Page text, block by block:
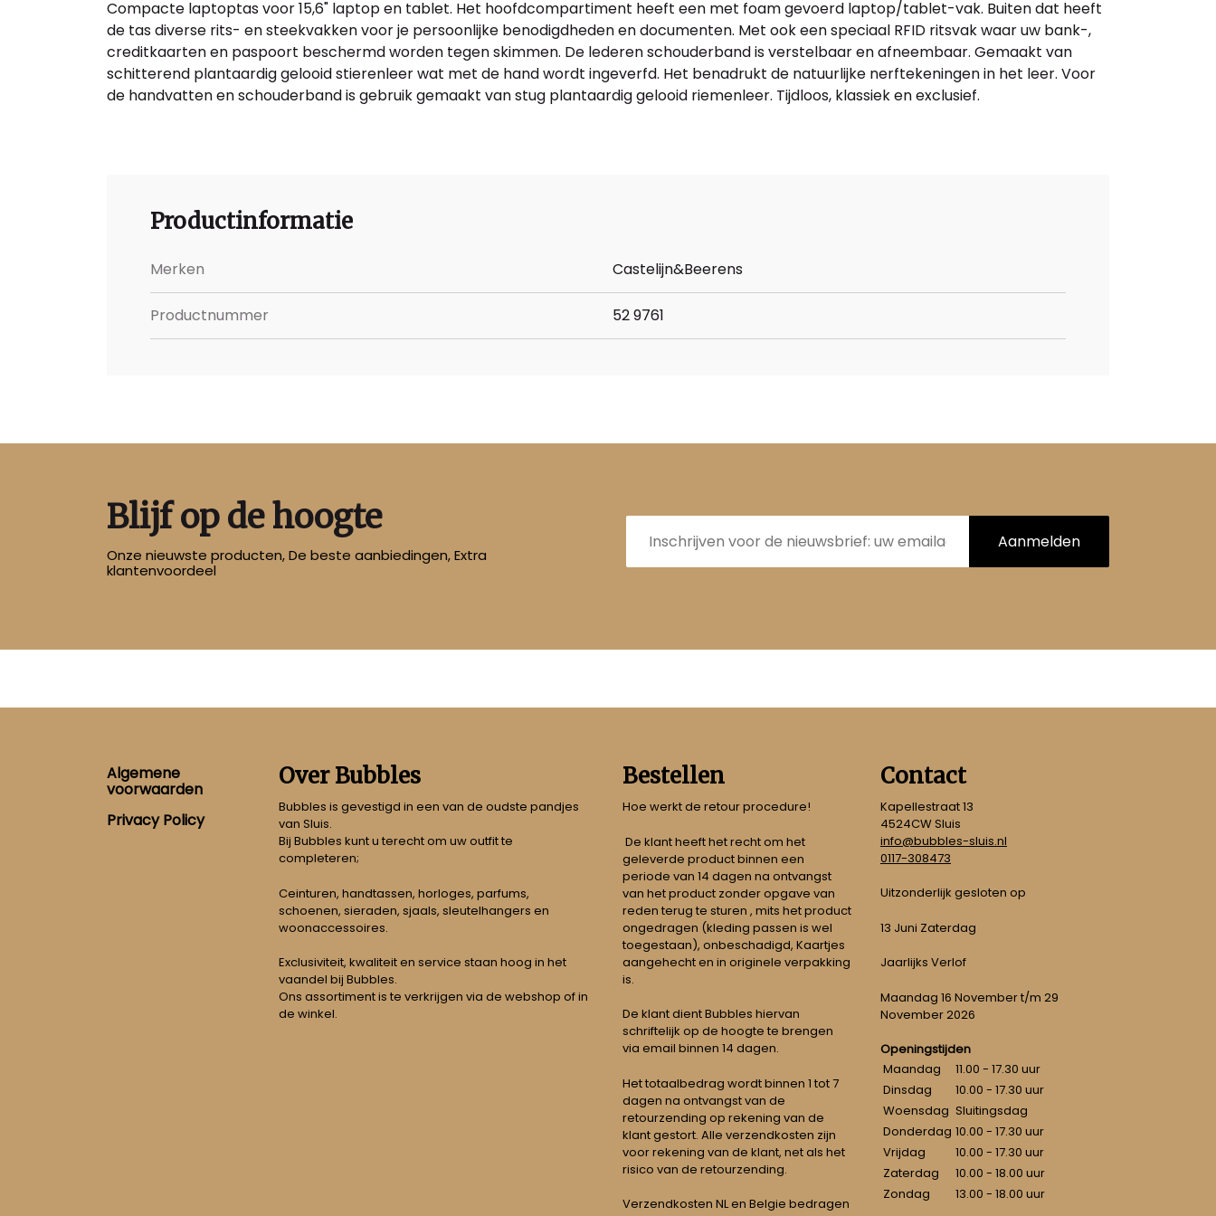
Compacte laptoptas voor 15,6" laptop en tablet. Het hoofdcompartiment heeft een met foam gevoerd laptop/tablet-vak. Buiten dat heeft
de tas diverse rits- en steekvakken voor je persoonlijke benodigdheden en documenten. Met ook een speciaal RFID ritsvak waar uw bank-,
creditkaarten en paspoort beschermd worden tegen skimmen. De lederen schouderband is verstelbaar en afneembaar. Gemaakt van
schitterend plantaardig gelooid stierenleer wat met de hand wordt ingeverfd. Het benadrukt de natuurlijke nerftekeningen in het leer. Voor
de handvatten en schouderband is gebruik gemaakt van stug plantaardig gelooid riemenleer. Tijdloos, klassiek en exclusief.
Productinformatie
Merken Castelijn&Beerens
Productnummer 52 9761
Blijf op de hoogte
Onze nieuwste producten, De beste aanbiedingen, Extra
klantenvoordeel
E-
mailadres Aanmelden
Footer
Algemene
voorwaarden
Privacy Policy
Over Bubbles
Bubbles is gevestigd in een van de oudste pandjes
van Sluis.
Bij Bubbles kunt u terecht om uw outfit te
completeren;
Ceinturen, handtassen, horloges, parfums,
schoenen, sieraden, sjaals, sleutelhangers en
woonaccessoires.
Exclusiviteit, kwaliteit en service staan hoog in het
vaandel bij Bubbles.
Ons assortiment is te verkrijgen via de webshop of in
de winkel.
Bestellen
Hoe werkt de retour procedure!
De klant heeft het recht om het
geleverde product binnen een
periode van 14 dagen na ontvangst
van het product zonder opgave van
reden terug te sturen , mits het product
ongedragen (kleding passen is wel
toegestaan), onbeschadigd, Kaartjes
aangehecht en in originele verpakking
is.
De klant dient Bubbles hiervan
schriftelijk op de hoogte te brengen
via email binnen 14 dagen.
Het totaalbedrag wordt binnen 1 tot 7
dagen na ontvangst van de
retourzending op rekening van de
klant gestort. Alle verzendkosten zijn
voor rekening van de klant, net als het
risico van de retourzending.
Verzendkosten NL en Belgie bedragen
Contact
Kapellestraat 13
4524CW Sluis
info@bubbles-sluis.nl
0117-308473
Uitzonderlijk gesloten op
13 Juni Zaterdag
Jaarlijks Verlof
Maandag 16 November t/m 29
November 2026
Openingstijden
Maandag
11.00 - 17.30 uur
Dinsdag
10.00 - 17.30 uur
Woensdag Sluitingsdag
Donderdag 10.00 - 17.30 uur
Vrijdag
10.00 - 17.30 uur
Zaterdag
10.00 - 18.00 uur
Zondag
13.00 - 18.00 uur